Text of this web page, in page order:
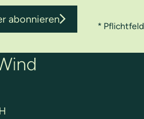
abonnieren
* Pflichtfeld